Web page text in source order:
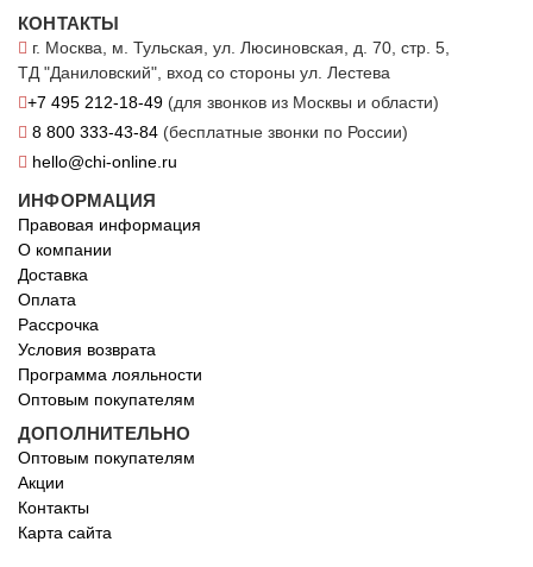
КОНТАКТЫ
г. Москва, м. Тульская, ул. Люсиновская, д. 70, стр. 5,
ТД "Даниловский", вход со стороны ул. Лестева
+7 495 212-18-49 (для звонков из Москвы и области)
8 800 333-43-84 (бесплатные звонки по России)
hello@chi-online.ru
ИНФОРМАЦИЯ
Правовая информация
О компании
Доставка
Оплата
Рассрочка
Условия возврата
Программа лояльности
Оптовым покупателям
ДОПОЛНИТЕЛЬНО
Оптовым покупателям
Акции
Контакты
Карта сайта